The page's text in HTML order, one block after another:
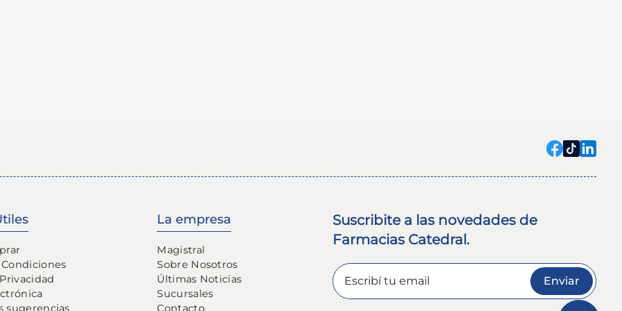
sugerencias
La empresa
Magistral
Sobre Nosotros
Últimas Noticias
Sucursales
Contacto
Suscribite a las novedades de
Farmacias Catedral.
Enviar